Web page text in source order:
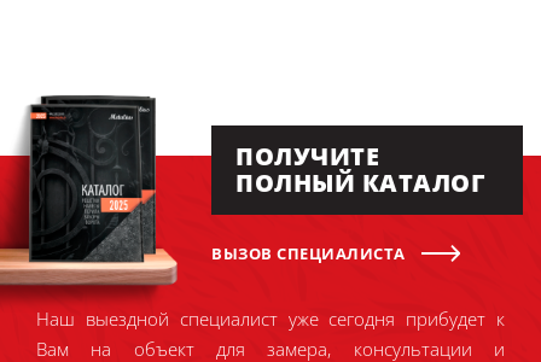
ПОЛУЧИТЕ
ПОЛНЫЙ КАТАЛОГ
ВЫЗОВ СПЕЦИАЛИСТА
Наш выездной специалист уже сегодня прибудет к
Вам на объект для замера, консультации и